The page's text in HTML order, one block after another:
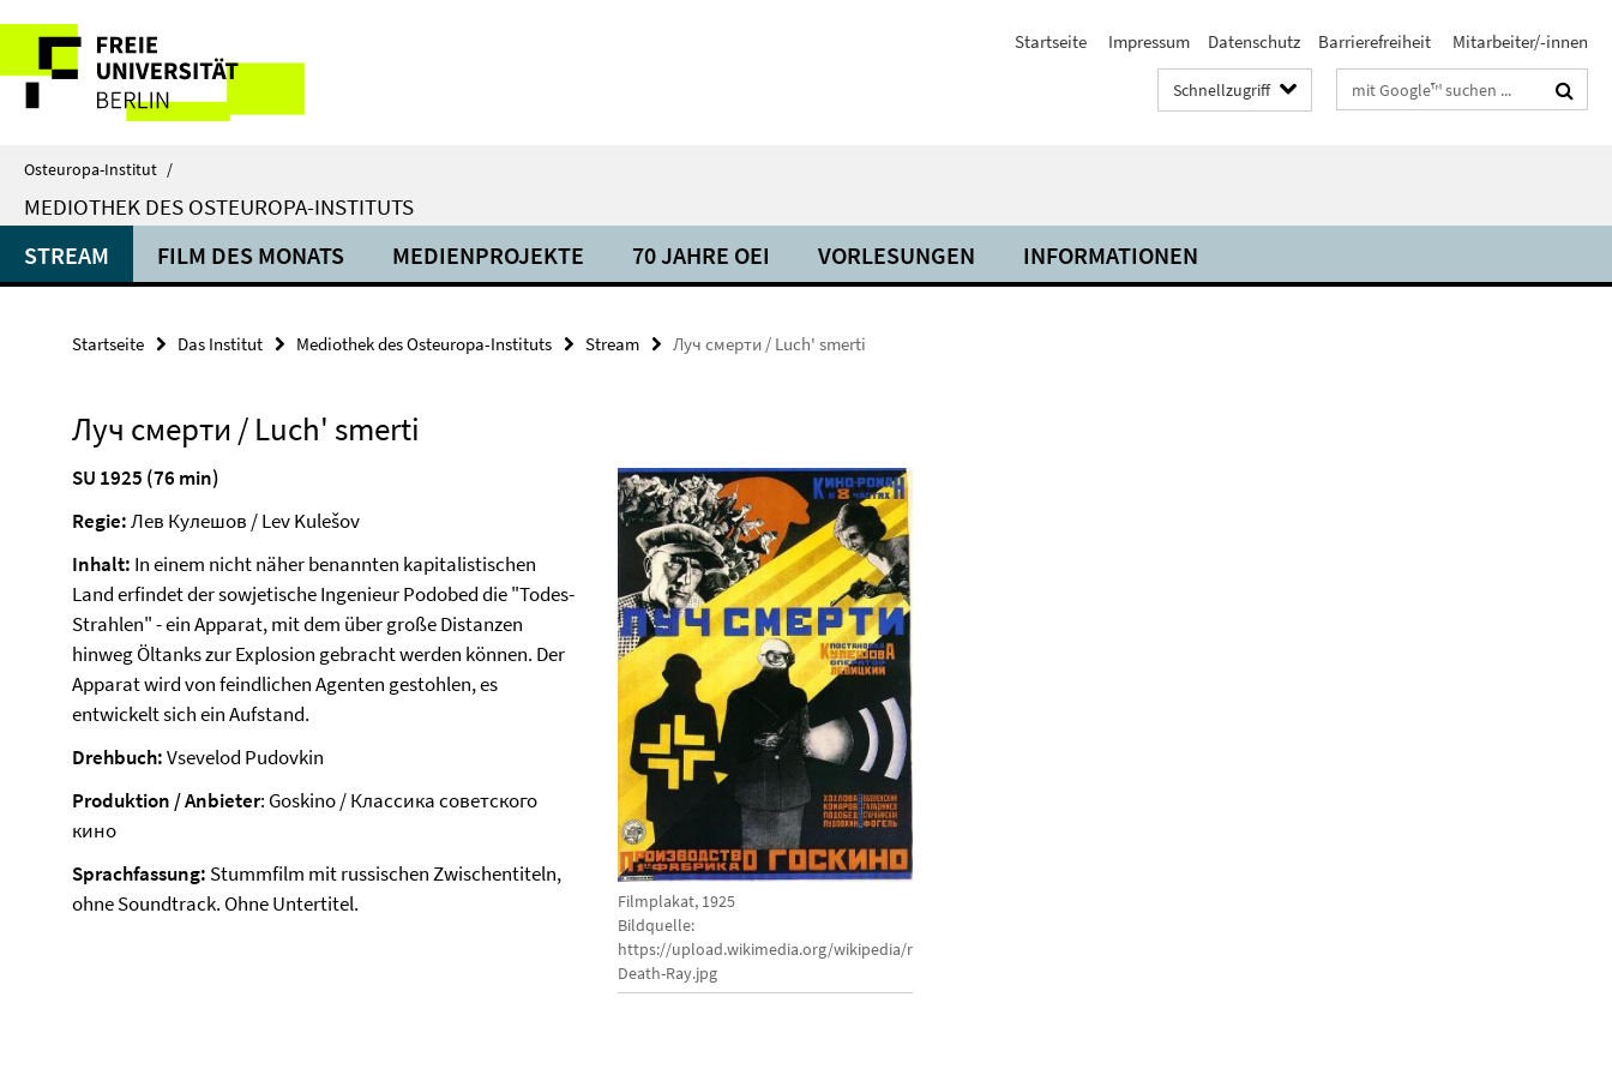
direkt
zu
Inhalt
Service-
Navigation
Startseite Impressum Datenschutz Barrierefreiheit Mitarbeiter/-innen
Schnellzugriff Suchbegriffe
Osteuropa-Institut /
MEDIOTHEK DES OSTEUROPA-INSTITUTS
STREAM FILM DES MONATS MEDIENPROJEKTE 70 JAHRE OEI VORLESUNGEN INFORMATIONEN
Startseite Das Institut Mediothek des Osteuropa-Instituts Stream Луч смерти / Luch' smerti
Луч смерти / Luch' smerti
Filmplakat, 1925
Bildquelle:
https://upload.wikimedia.org/wikipedia/ru/a/a8/The-
Death-Ray.jpg
SU 1925 (76 min)
Regie:Лев Кулешов / Lev Kulešov
Inhalt: In einem nicht näher benannten kapitalistischen
Land erfindet der sowjetische Ingenieur Podobed die "Todes-
Strahlen" - ein Apparat, mit dem über große Distanzen
hinweg Öltanks zur Explosion gebracht werden können. Der
Apparat wird von feindlichen Agenten gestohlen, es
entwickelt sich ein Aufstand.
Drehbuch:Vsevelod Pudovkin
Produktion / Anbieter: Goskino / Классика советского
кино
Sprachfassung: Stummfilm mit russischen Zwischentiteln,
ohne Soundtrack. Ohne Untertitel.